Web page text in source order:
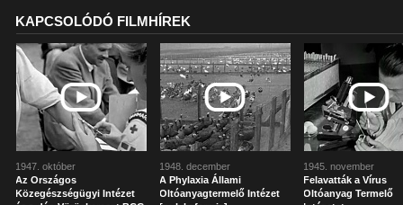
KAPCSOLÓDÓ FILMHÍREK
1947. október
Az Országos
Közegészségügyi Intézet
1948. december
A Phylaxia Állami
Oltóanyagtermelő Intézet
1945. november
Felavatták a Vírus
Oltóanyag Termelő